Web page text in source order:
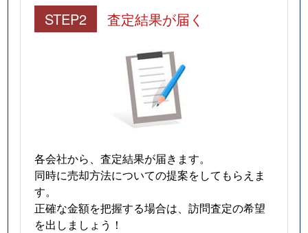
STEP2 査定結果が届く
各会社から、査定結果が届きます。
同時に売却方法についての提案をしてもらえま
す。
正確な金額を把握する場合は、訪問査定の希望
を出しましょう！